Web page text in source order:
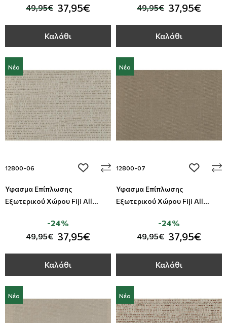
49,95€ 37,95€
Καλάθι
49,95€ 37,95€
Καλάθι
Νέο
12800-06 add to wishlist
Ύφασμα Επίπλωσης
Εξωτερικού Χώρου Fiji All
49,95€ 37,95€
-24%
Καλάθι
Νέο
12800-07 add to
Ύφασμα Επίπλωσης
Εξωτερικού Χώρου Fiji All
49,95€ 37,95€
-24%
Καλάθι
Νέο Νέο